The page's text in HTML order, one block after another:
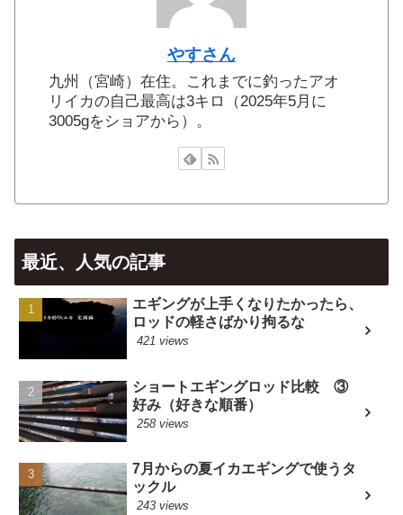
やすさん
九州（宮崎）在住。これまでに釣ったアオ
リイカの自己最高は3キロ（2025年5月に
3005gをショアから）。
最近、人気の記事
エギングが上手くなりたかったら、
ロッドの軽さばかり拘るな
421 views
ショートエギングロッド比較 ③
好み（好きな順番）
258 views
7月からの夏イカエギングで使うタ
ックル
243 views